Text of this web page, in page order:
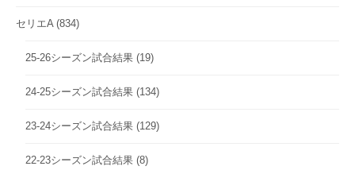
セリエA (834)
25-26シーズン試合結果 (19)
24-25シーズン試合結果 (134)
23-24シーズン試合結果 (129)
22-23シーズン試合結果 (8)